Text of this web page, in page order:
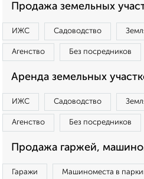
Продажа земельных
ИЖС Садоводство
Агенство Без посредников
Аренда земельных
ИЖС Садоводство
Агенство Без посредников
Продажа гаржей,
Гаражи Машиноместа в